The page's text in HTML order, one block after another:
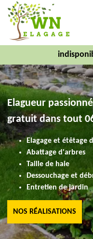
Elagueur
gratuit dans tout
Elagage et étêtage
Abattage d'arbres
Taille de haie
Dessouchage et
Entretien de jardin
NOS RÉALISATIONS